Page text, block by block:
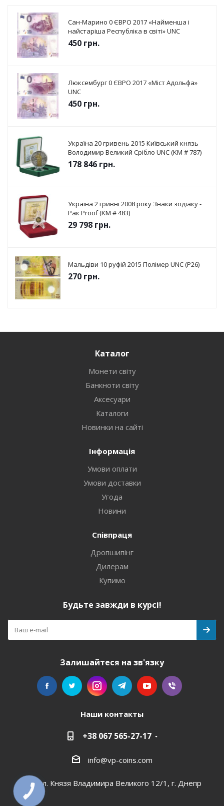
Сан-Марино 0 ЄВРО 2017 «Найменша і
найстаріша Республіка в світі» UNC
450 грн.
Люксембург 0 ЄВРО 2017 «Міст Адольфа»
UNC
450 грн.
Україна 20 гривень 2015 Київський князь
Володимир Великий Срібло UNC (KM # 787)
178 846 грн.
Україна 2 гривні 2008 року Знаки зодіаку -
Рак Proof (KM # 483)
29 798 грн.
Мальдіви 10 руфій 2015 Полімер UNC (P26)
270 грн.
Каталог
Монети світу
Банкноти світу
Аксесуари
Каталоги
Новинки на сайті
Інформація
Умови оплати
Умови доставки
Угода
Новини
Співпраця
Дропшипінг
Дилерам
Купимо
Будьте завжди в курсі!
Залишайтеся на зв'язку
Наши контакты
+38 067 565-27-17
info@vp-coins.com
ул. Князя Владимира Великого 12/1, г. Днепр
КНОПКА
СВЯЗИ